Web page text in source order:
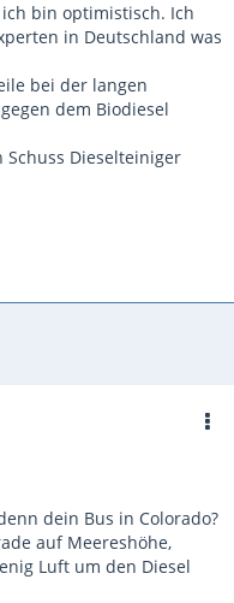
bin optimistisch. Ich
in Deutschland was
bei der langen
dem Biodiesel
Dieselteiniger
dein Bus in Colorado?
auf Meereshöhe,
Luft um den Diesel